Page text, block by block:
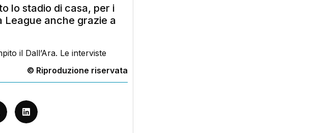
lo stadio di casa, per i
League anche grazie a
il Dall’Ara. Le interviste
© Riproduzione riservata